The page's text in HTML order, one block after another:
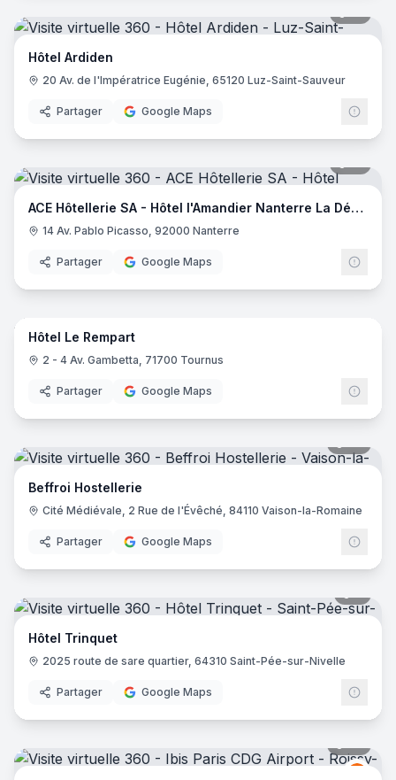
Hôtel Ardiden
20 Av. de l'Impératrice Eugénie, 65120 Luz-Saint-Sauveur
Partager Google Maps
ACE Hôtellerie SA - Hôtel l'Amandier Nanterre La Défense
14 Av. Pablo Picasso, 92000 Nanterre
Partager Google Maps
42
Hôtel Le Rempart
2 - 4 Av. Gambetta, 71700 Tournus
Partager Google Maps
Beffroi Hostellerie
Cité Médiévale, 2 Rue de l'Évêché, 84110 Vaison-la-Romaine
Partager Google Maps
Hôtel Trinquet
2025 route de sare quartier, 64310 Saint-Pée-sur-Nivelle
Partager Google Maps
Ibis